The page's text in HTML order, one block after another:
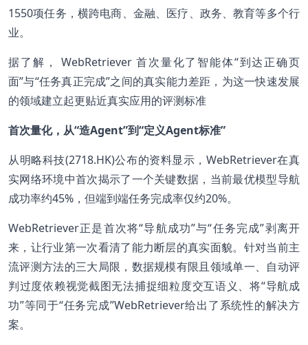
1550项任务，横跨电商、金融、医疗、政务、教育等多个行
业。
据了解， WebRetriever 首次量化了智能体“到达正确页
面”与“任务真正完成”之间的真实能力差距，为这一快速发展
的领域建立起更贴近真实应用的评测标准
首次量化，从“造Agent”到“定义Agent标准”
从明略科技(2718.HK)公布的资料显示，WebRetriever在真
实网络环境中首次揭示了一个关键数据，当前最优模型导航
成功率约45%，但端到端任务完成率仅约20%。
WebRetriever正是首次将“导航成功”与“任务完成”剥离开
来，让行业第一次看清了能力断层的真实面貌。针对当前主
流评测方法的三大局限，数据规模有限且领域单一、自动评
判过度依赖视觉截图无法捕捉细粒度交互语义、将“导航成
功”等同于“任务完成”WebRetriever给出了系统性的解决方
案。